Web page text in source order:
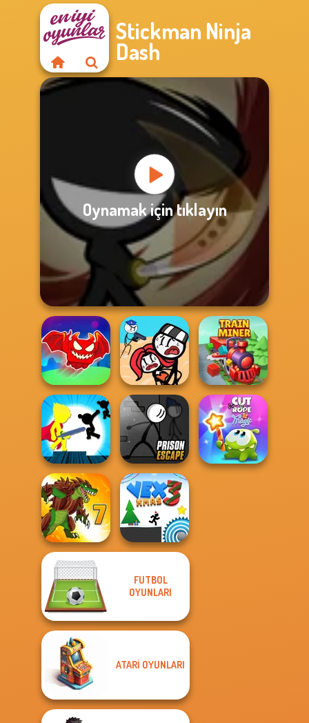
Stickman Ninja
Dash
Oynamak için tıklayın
Obby The
Legendary
Dragon
Stickman
Jailbreak Story
Train Miner
Stickman The
Flash
Prison Escape
Online
Dynamons 7
FUTBOL
OYUNLARI
ATARI OYUNLARI